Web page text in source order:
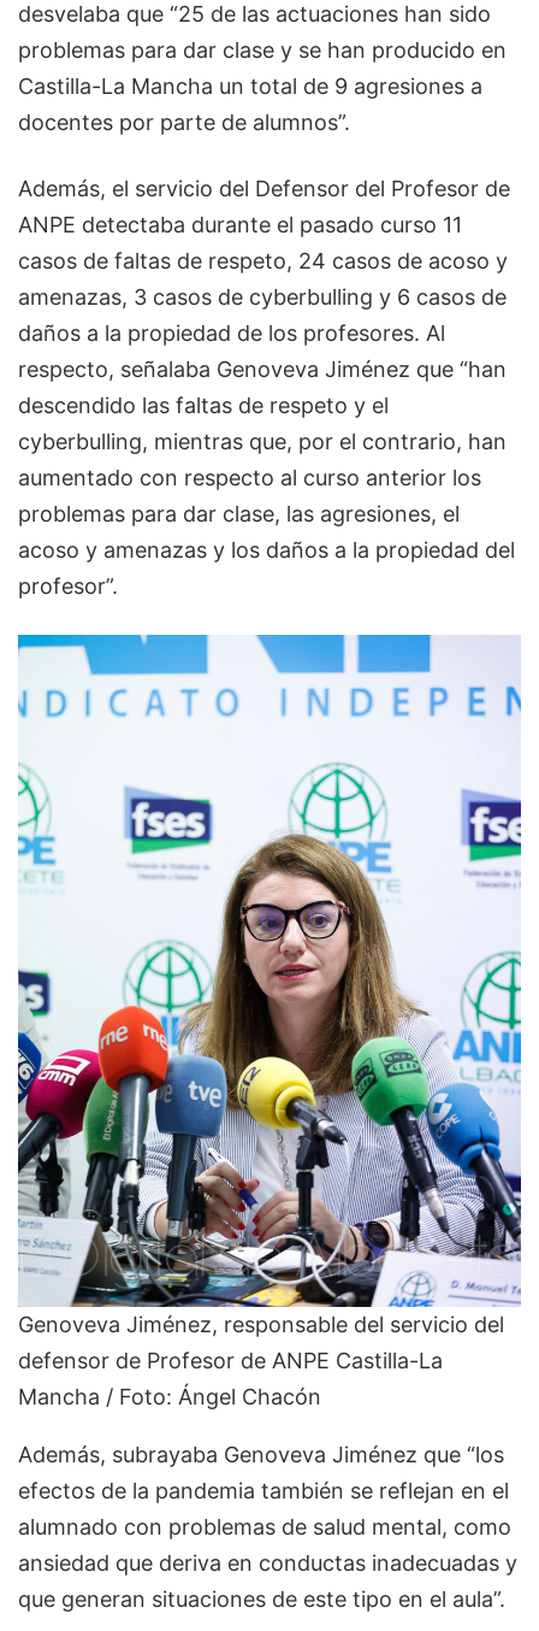
desvelaba que “25 de las actuaciones han sido
problemas para dar clase y se han producido en
Castilla-La Mancha un total de 9 agresiones a
docentes por parte de alumnos”.
Además, el servicio del Defensor del Profesor de
ANPE detectaba durante el pasado curso 11
casos de faltas de respeto, 24 casos de acoso y
amenazas, 3 casos de cyberbulling y 6 casos de
daños a la propiedad de los profesores. Al
respecto, señalaba Genoveva Jiménez que “han
descendido las faltas de respeto y el
cyberbulling, mientras que, por el contrario, han
aumentado con respecto al curso anterior los
problemas para dar clase, las agresiones, el
acoso y amenazas y los daños a la propiedad del
profesor”.
Genoveva Jiménez, responsable del servicio del
defensor de Profesor de ANPE Castilla-La
Mancha / Foto: Ángel Chacón
Además, subrayaba Genoveva Jiménez que “los
efectos de la pandemia también se reflejan en el
alumnado con problemas de salud mental, como
ansiedad que deriva en conductas inadecuadas y
que generan situaciones de este tipo en el aula”.